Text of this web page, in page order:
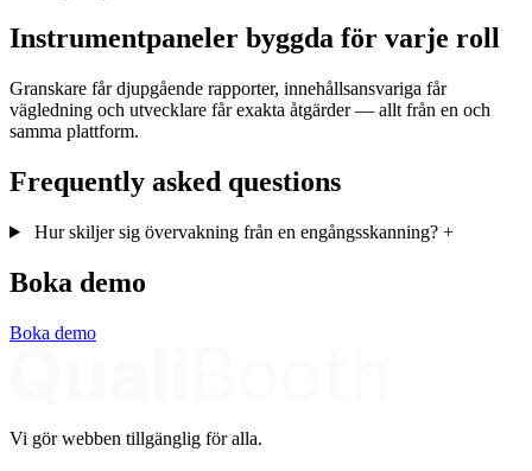
Instrumentpaneler byggda för varje roll
Granskare får djupgående rapporter, innehållsansvariga får
vägledning och utvecklare får exakta åtgärder — allt från en och
samma plattform.
Frequently asked questions
Hur skiljer sig övervakning från en engångsskanning? +
Boka demo
Boka demo
Vi gör webben tillgänglig för alla.